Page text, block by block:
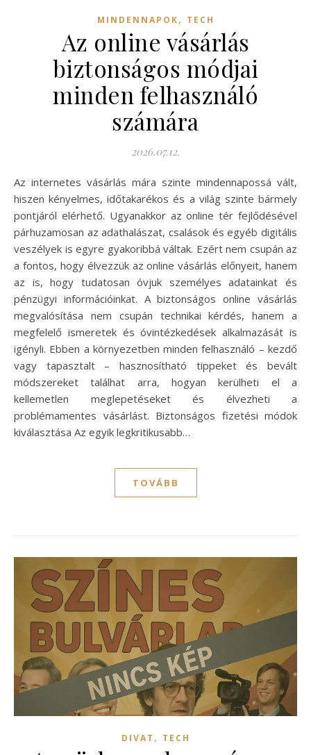
MINDENNAPOK, TECH
Az online vásárlás
biztonságos módjai
minden felhasználó
számára
2026.07.12.
Az internetes vásárlás mára szinte mindennapossá vált,
hiszen kényelmes, időtakarékos és a világ szinte bármely
pontjáról elérhető. Ugyanakkor az online tér fejlődésével
párhuzamosan az adathalászat, csalások és egyéb digitális
veszélyek is egyre gyakoribbá váltak. Ezért nem csupán az
a fontos, hogy élvezzük az online vásárlás előnyeit, hanem
az is, hogy tudatosan óvjuk személyes adatainkat és
pénzügyi információinkat. A biztonságos online vásárlás
megvalósítása nem csupán technikai kérdés, hanem a
megfelelő ismeretek és óvintézkedések alkalmazását is
igényli. Ebben a környezetben minden felhasználó – kezdő
vagy tapasztalt – hasznosítható tippeket és bevált
módszereket találhat arra, hogyan kerülheti el a
kellemetlen meglepetéseket és élvezheti a
problémamentes vásárlást. Biztonságos fizetési módok
kiválasztása Az egyik legkritikusabb…
TOVÁBB
DIVAT , TECH